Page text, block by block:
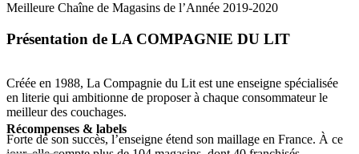
Meilleure Chaîne de Magasins de l’Année 2019-2020
Présentation de LA COMPAGNIE DU LIT
Créée en 1988, La Compagnie du Lit est une enseigne spécialisée
en literie qui ambitionne de proposer à chaque consommateur le
meilleur des couchages.
Forte de son succès, l’enseigne étend son maillage en France. À ce
Récompenses & labels